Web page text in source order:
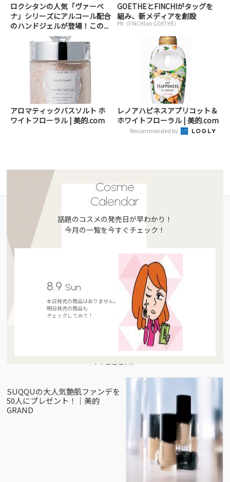
ロクシタンの人気「ヴァーベ
ナ」シリーズにアルコール配合
のハンドジェルが登場！この...
GOETHEとFINCHIがタッグを
組み、新メディアを創設
PR（FINCHI on GOETHE）
アロマティックバスソルト ホ
ワイトフローラル | 美的.com
レノアハピネスアプリコット＆
ホワイトフローラル | 美的.com
Recommended by
Cosme
Calendar
話題のコスメの発売日が早わかり！
今月の一覧を今すぐチェック！
8.9 Sun
本日発売の商品はありません。
明日発売の商品も
チェックしてみて！
Present
SUQQUの大人気艶肌ファンデを
50人にプレゼント！｜美的
GRAND